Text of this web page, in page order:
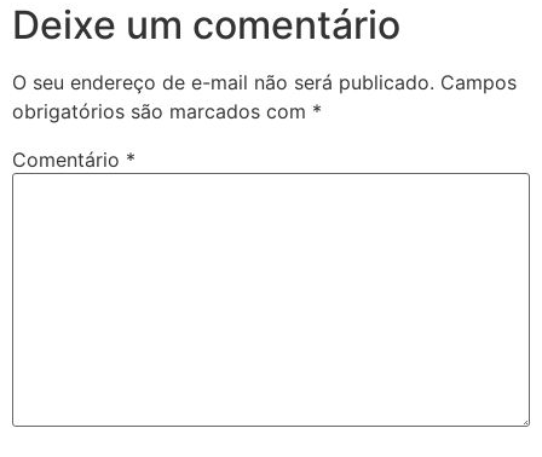
Deixe um comentário
O seu endereço de e-mail não será publicado. Campos
obrigatórios são marcados com *
Comentário *